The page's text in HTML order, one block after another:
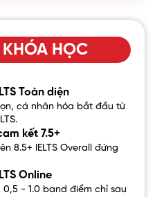
HỌC
Toàn diện
cá nhân hóa bắt đầu từ
kết 7.5+
8.5+ IELTS Overall đứng
Online
- 1.0 band điểm chỉ sau